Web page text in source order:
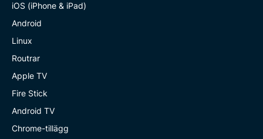
iOS (iPhone & iPad)
Android
Linux
Routrar
Apple TV
Fire Stick
Android TV
Chrome-tillägg